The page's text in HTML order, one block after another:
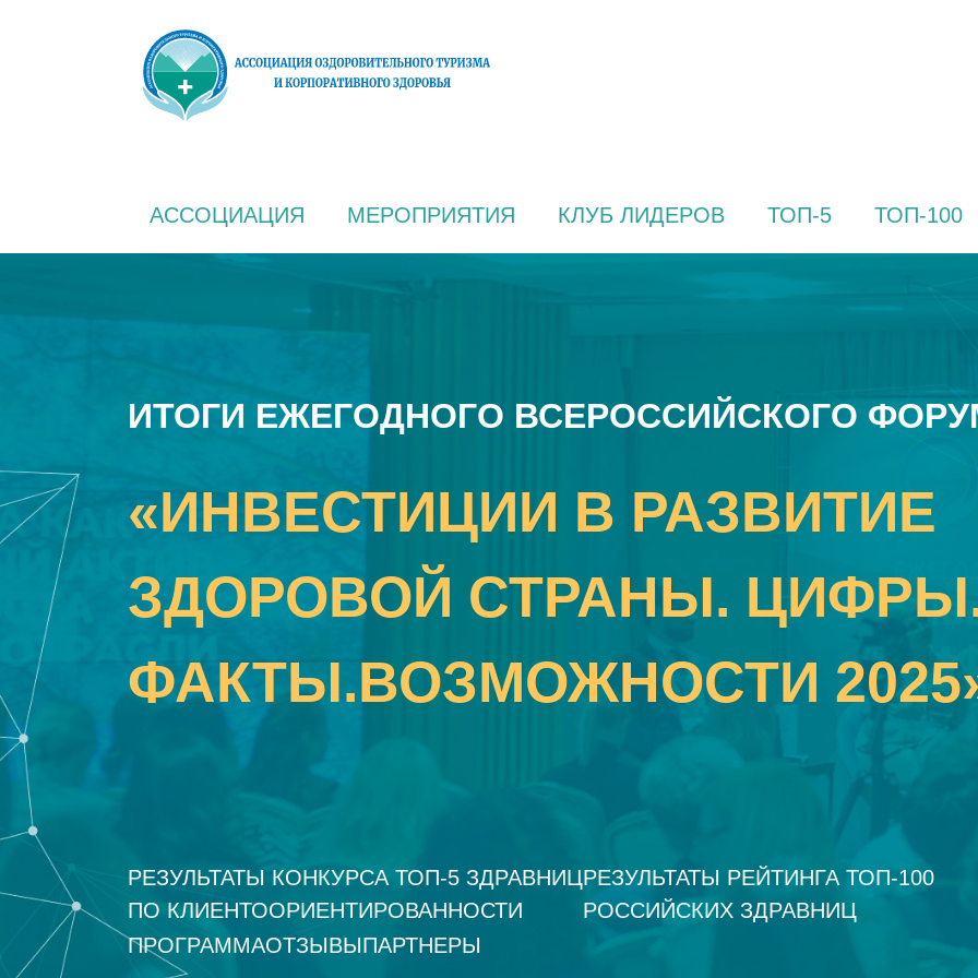
АССОЦИАЦИЯ МЕРОПРИЯТИЯ КЛУБ ЛИДЕРОВ ТОП-5 ТОП-100
ИТОГИ ЕЖЕГОДНОГО ВСЕРОССИЙСКОГО
«ИНВЕСТИЦИИ В РАЗВИТИЕ
ЗДОРОВОЙ СТРАНЫ.
ФАКТЫ.ВОЗМОЖНОСТИ
РЕЗУЛЬТАТЫ КОНКУРСА ТОП-5 ЗДРАВНИЦ
ПО КЛИЕНТООРИЕНТИРОВАННОСТИ
РЕЗУЛЬТАТЫ РЕЙТИНГА ТОП-100
РОССИЙСКИХ ЗДРАВНИЦ
ПРОГРАММАОТЗЫВЫПАРТНЕРЫ